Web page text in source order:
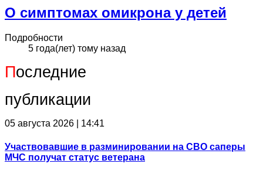
О симптомах омикрона у детей
Подробности
5 года(лет) тому назад
Последние
публикации
05 августа 2026 | 14:41
Участвовавшие в разминировании на СВО саперы
МЧС получат статус ветерана